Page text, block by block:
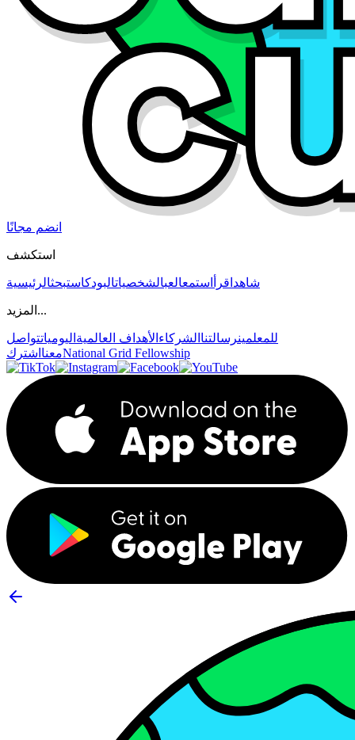
انضم مجانًا
استكشف
شاهد اقرأ استمعالعبالشخصياتالبودكاستبحثالرئيسية
المزيد...
للمعلمينرسالتنا الشركاء الأهداف العالمية اليومياتتواصل
معنا اشترك National Grid Fellowship